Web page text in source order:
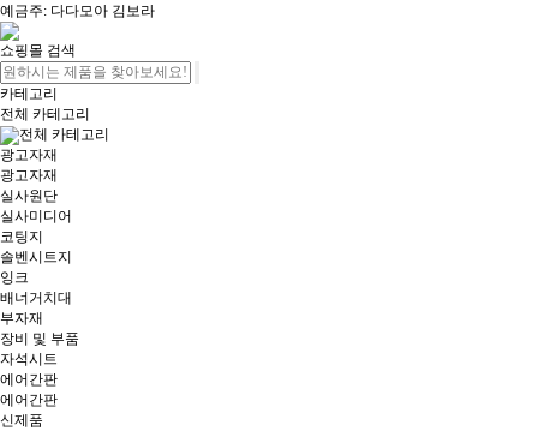
예금주: 다다모아 김보라
쇼핑몰 검색
카테고리
전체 카테고리
전체 카테고리
광고자재
광고자재
실사원단
실사미디어
코팅지
솔벤시트지
잉크
배너거치대
부자재
장비 및 부품
자석시트
에어간판
에어간판
신제품